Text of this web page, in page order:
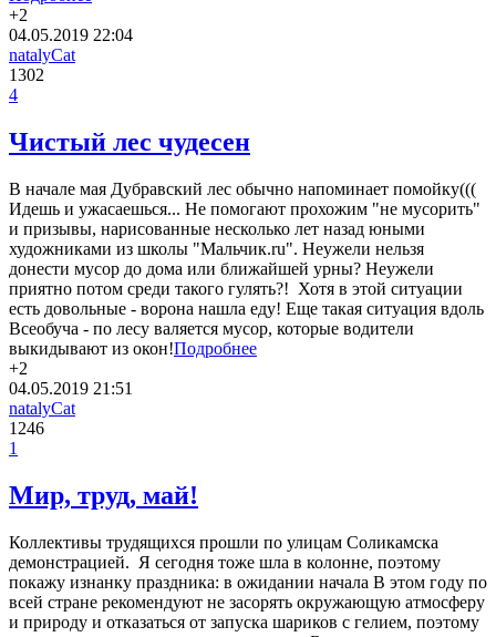
+2
04.05.2019 22:04
natalyCat
1302
4
Чистый лес чудесен
В начале мая Дубравский лес обычно напоминает помойку(((
Идешь и ужасаешься... Не помогают прохожим "не мусорить"
и призывы, нарисованные несколько лет назад юными
художниками из школы "Мальчик.ru". Неужели нельзя
донести мусор до дома или ближайшей урны? Неужели
приятно потом среди такого гулять?! Хотя в этой ситуации
есть довольные - ворона нашла еду! Еще такая ситуация вдоль
Всеобуча - по лесу валяется мусор, которые водители
выкидывают из окон!Подробнее
+2
04.05.2019 21:51
natalyCat
1246
1
Мир, труд, май!
Коллективы трудящихся прошли по улицам Соликамска
демонстрацией. Я сегодня тоже шла в колонне, поэтому
покажу изнанку праздника: в ожидании начала В этом году по
всей стране рекомендуют не засорять окружающую атмосферу
и природу и отказаться от запуска шариков с гелием, поэтому